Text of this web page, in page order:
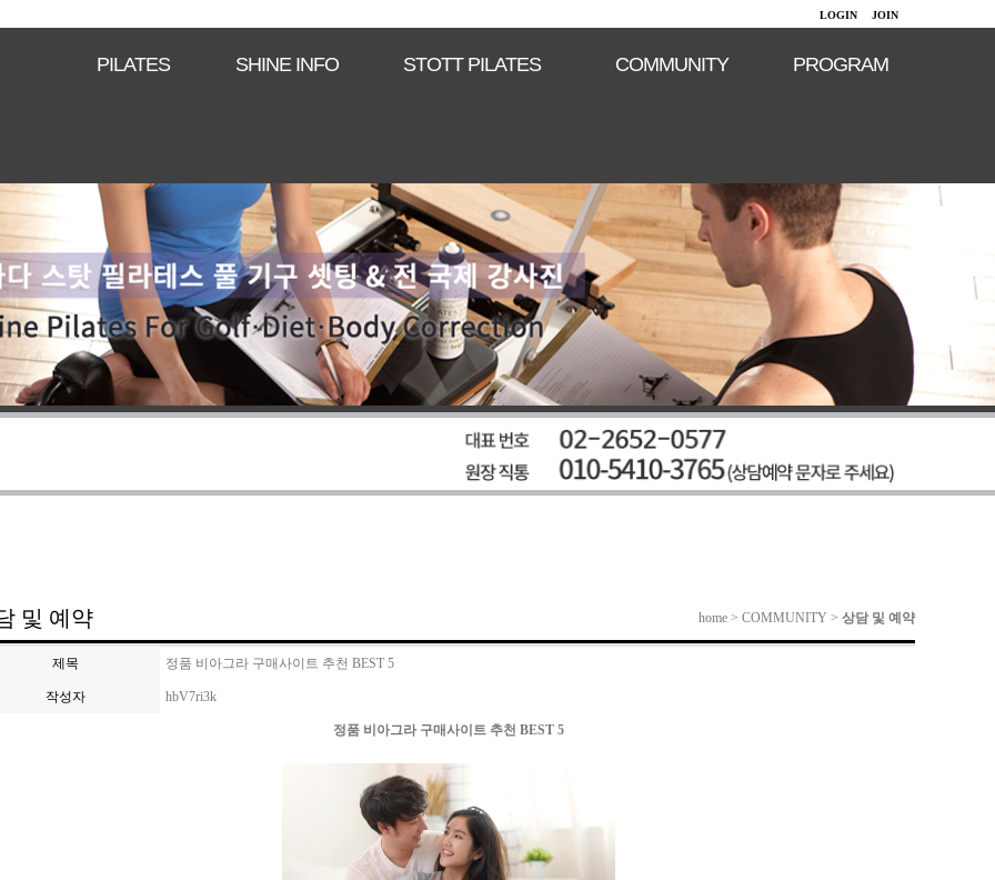
LOGIN JOIN
PILATES SHINE INFO STOTT PILATES COMMUNITY PROGRAM
및 예약 home > COMMUNITY > 상담 및 예약
제목 정품 비아그라 구매사이트 추천 BEST 5
작성자 hbV7ri3k
정품 비아그라 구매사이트 추천 BEST 5